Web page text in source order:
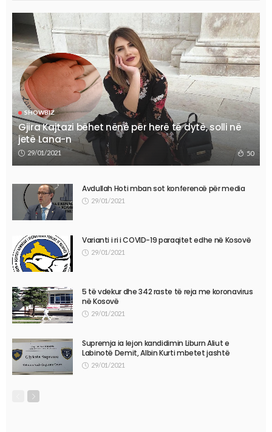
SHOWBIZ
Gjira Kajtazi bëhet nënë për herë të dytë, solli në
jetë Lana-n
29/01/2021 50
Avdullah Hoti mban sot konferencë për media
29/01/2021
Varianti i ri i COVID-19 paraqitet edhe në Kosovë
29/01/2021
5 të vdekur dhe 342 raste të reja me koronavirus
në Kosovë
29/01/2021
Supremja ia lejon kandidimin Liburn Aliut e
Labinotë Demit, Albin Kurti mbetet jashtë
29/01/2021